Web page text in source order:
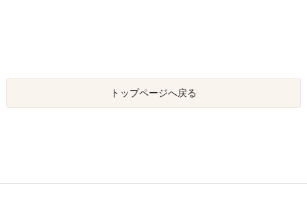
トップページへ戻る